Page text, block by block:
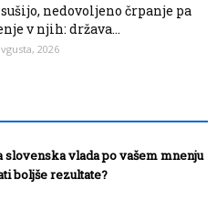
nedovoljeno črpanje pa
v njih: država...
2026
vlada po vašem mnenju
boljše rezultate?